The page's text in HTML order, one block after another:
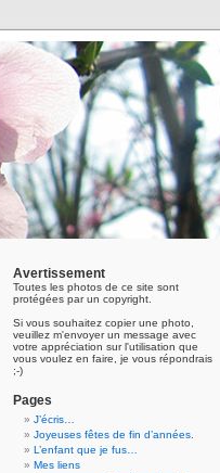
Avertissement
Toutes les photos de ce site sont
protégées par un copyright.
Si vous souhaitez copier une photo,
veuillez m'envoyer un message avec
votre appréciation sur l'utilisation que
vous voulez en faire, je vous répondrais
;-)
Pages
J’écris…
Joyeuses fêtes de fin d’années.
L’enfant que je fus…
Mes liens